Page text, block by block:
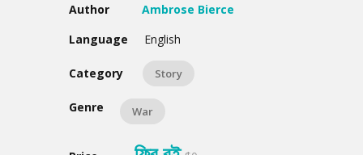
Author
Ambrose Bierce
Language
English
Category Story
Genre War